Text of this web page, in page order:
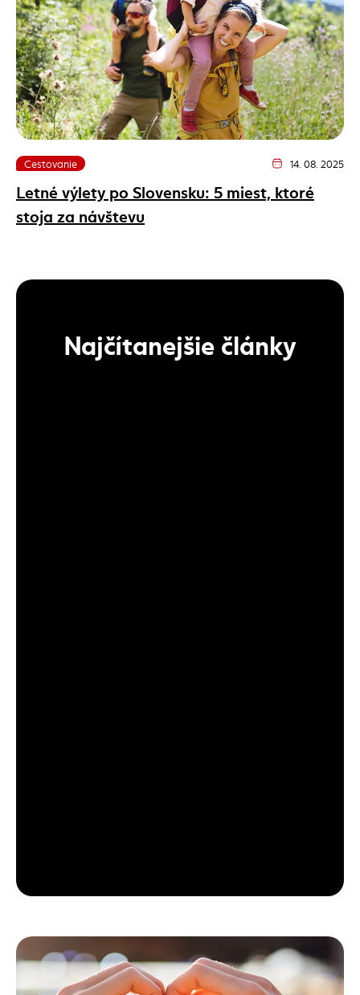
Cestovanie Dátum vydania
14. 08. 2025
Letné výlety po Slovensku: 5 miest, ktoré
stoja za návštevu
Najčítanejšie články